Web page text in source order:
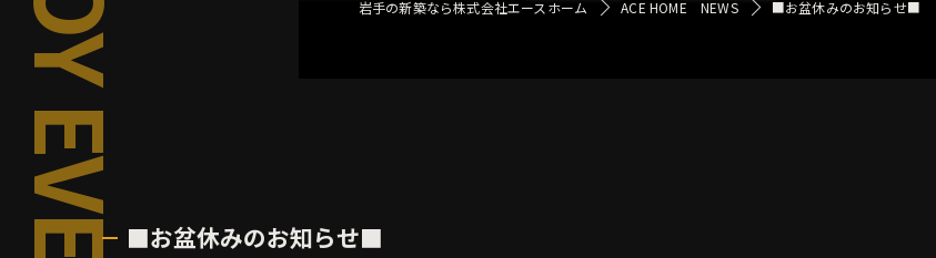
岩手の新築なら株式会社エースホーム ACE HOME NEWS ■お盆休みのお知らせ■
■お盆休みのお知らせ■